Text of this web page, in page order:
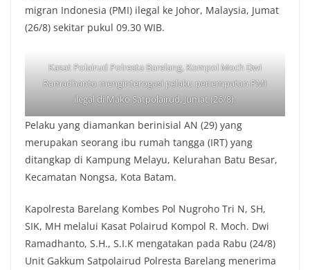
migran Indonesia (PMI) ilegal ke Johor, Malaysia, Jumat
(26/8) sekitar pukul 09.30 WIB.
Kasat Polairud Polresta Barelang, Kompol Moch Dwi
Ramadhanto menginterogasi pelaku penempatan PMI
ilegal di Mako Satpolairud, Jumat (26/8).
Pelaku yang diamankan berinisial AN (29) yang
merupakan seorang ibu rumah tangga (IRT) yang
ditangkap di Kampung Melayu, Kelurahan Batu Besar,
Kecamatan Nongsa, Kota Batam.
Kapolresta Barelang Kombes Pol Nugroho Tri N, SH,
SIK, MH melalui Kasat Polairud Kompol R. Moch. Dwi
Ramadhanto, S.H., S.I.K mengatakan pada Rabu (24/8)
Unit Gakkum Satpolairud Polresta Barelang menerima